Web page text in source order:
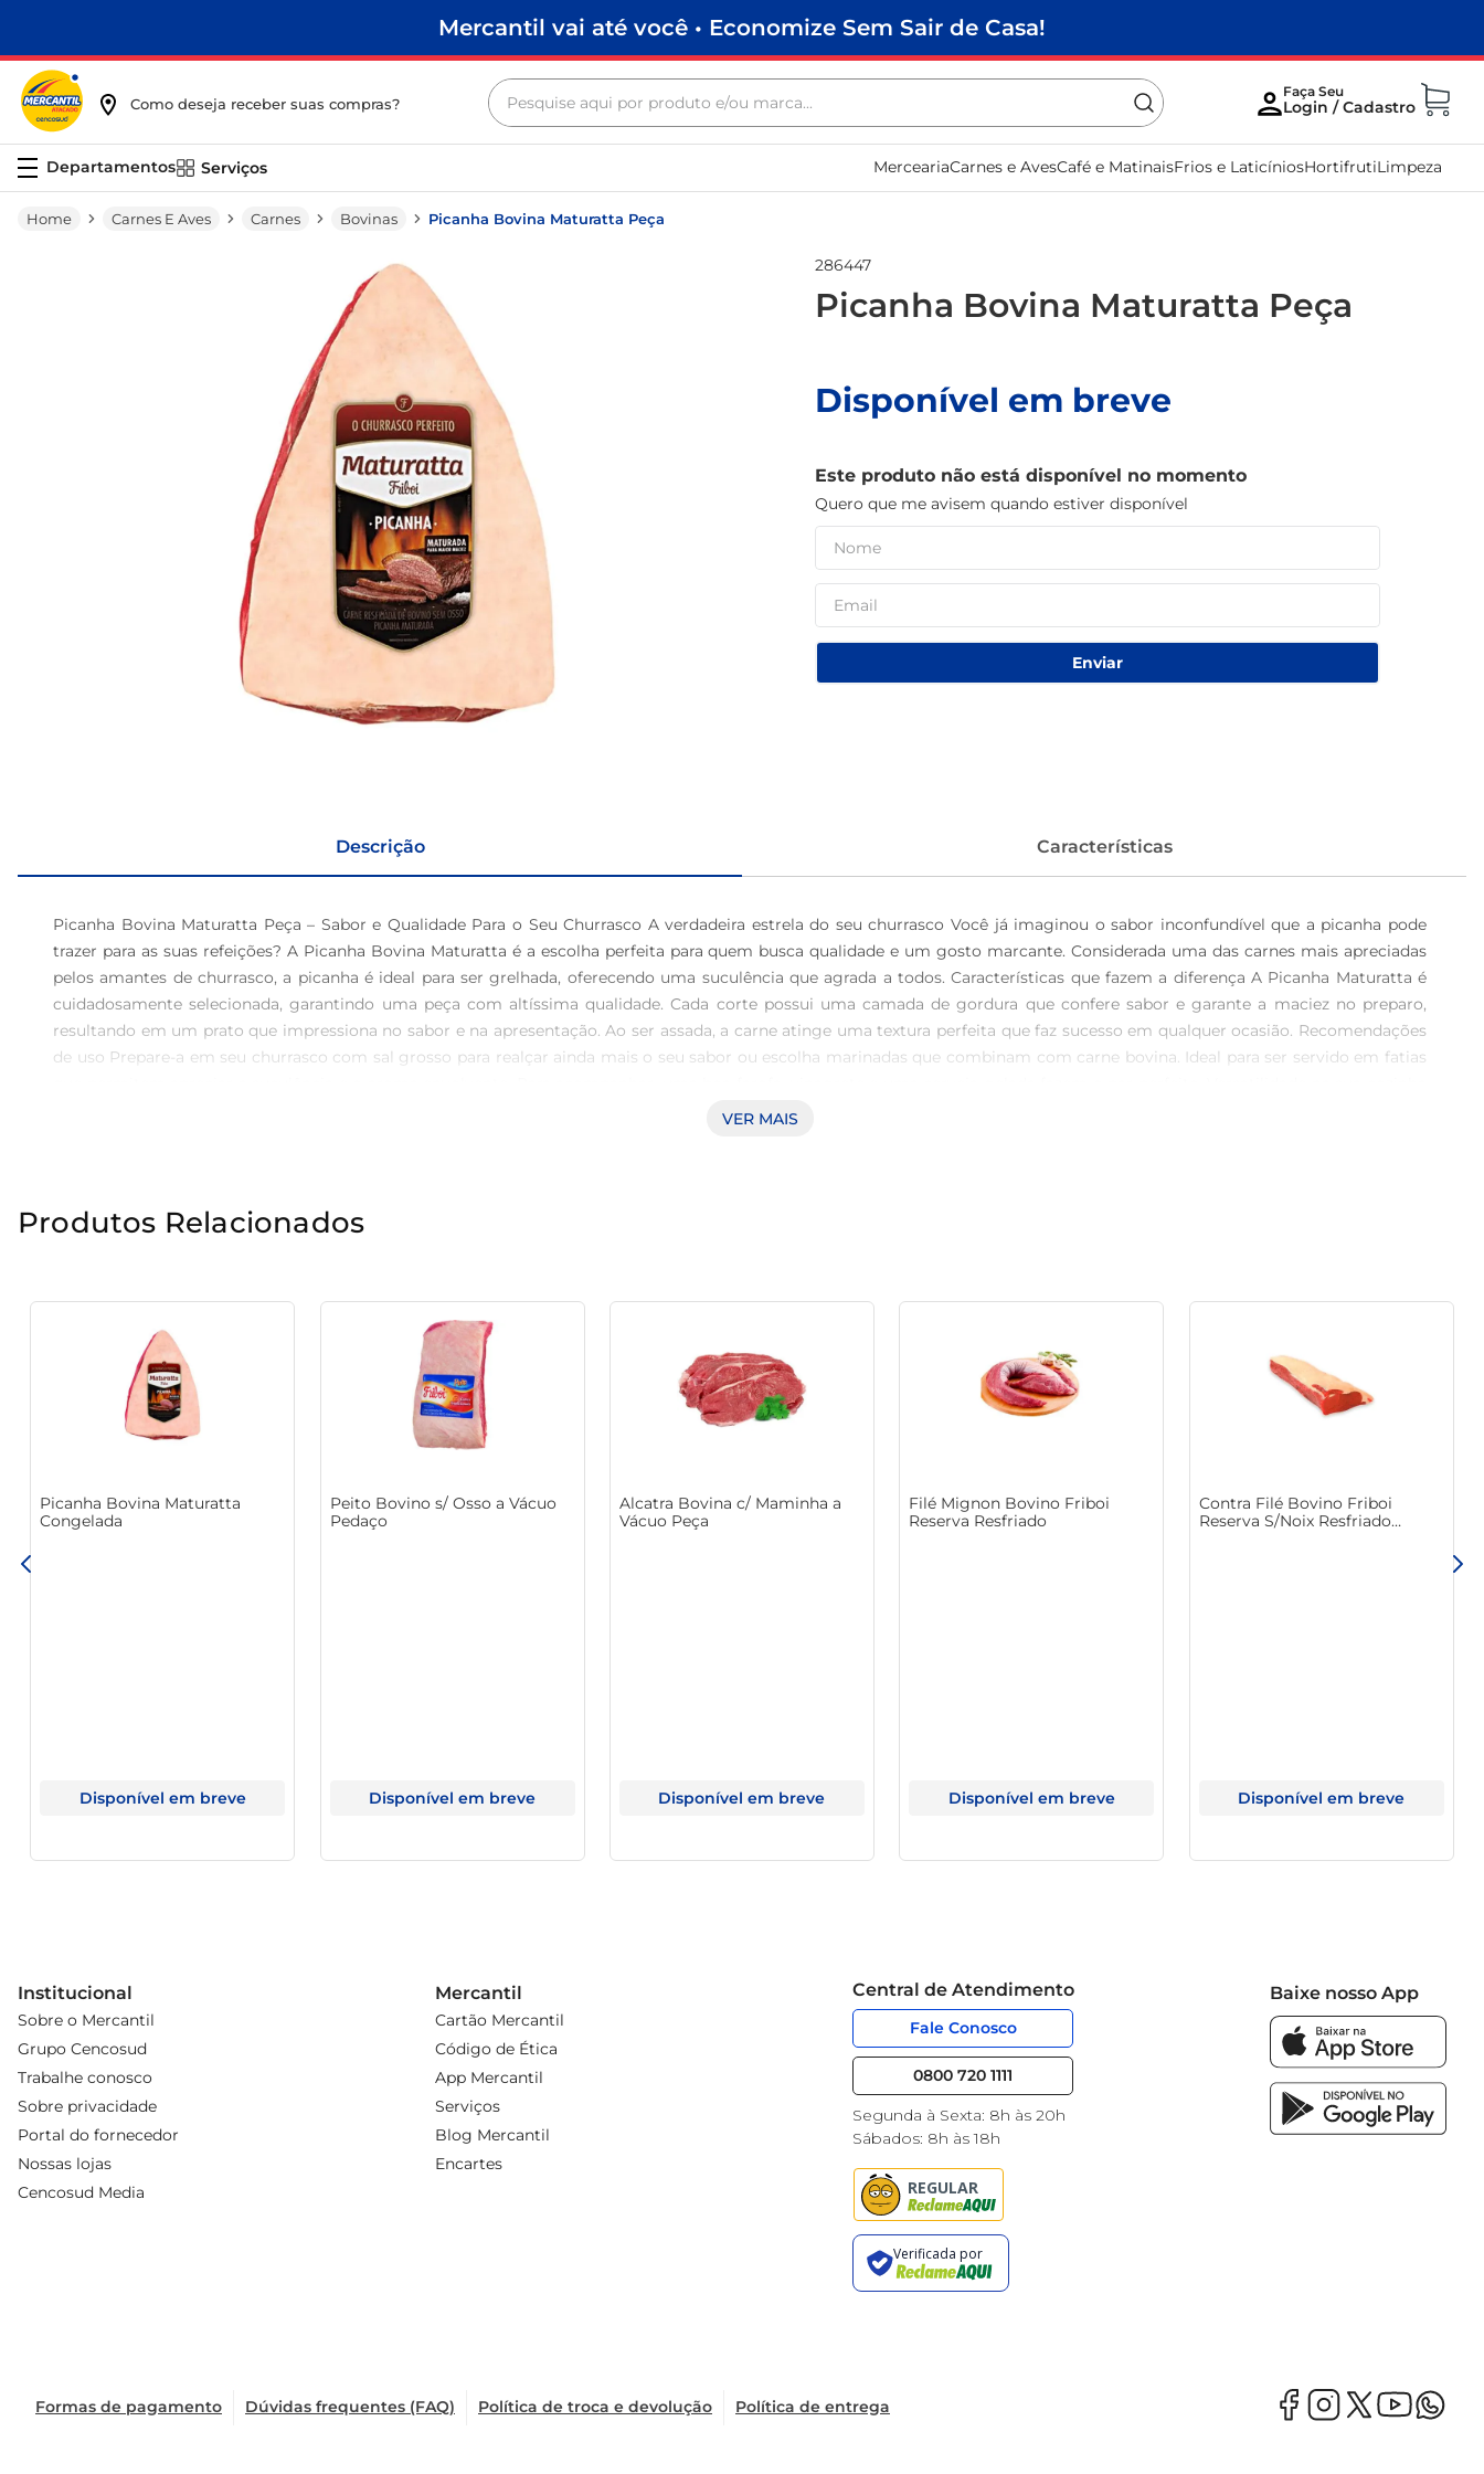
Mercantil vai até você • Economize Sem Sair de Casa!
Como deseja receber suas compras?
Pesquise aqui por produto e/ou marca...
Serviços MerceariaCarnes e AvesCafé e MatinaisFrios e LaticíniosHortifrutiLimpeza
Carnes E Aves Carnes Bovinas Picanha Bovina Maturatta Peça
286447
Picanha Bovina Maturatta Peça
Disponível em breve
Este produto não está disponível no momento
Quero que me avisem quando estiver disponível
Enviar
Descrição Características
Picanha Bovina Maturatta Peça – Sabor e Qualidade Para o Seu Churrasco A verdadeira estrela do seu churrasco Você já imaginou o sabor inconfundível que a picanha pode
trazer para as suas refeições? A Picanha Bovina Maturatta é a escolha perfeita para quem busca qualidade e um gosto marcante. Considerada uma das carnes mais apreciadas
pelos amantes de churrasco, a picanha é ideal para ser grelhada, oferecendo uma suculência que agrada a todos. Características que fazem a diferença A Picanha Maturatta é
cuidadosamente selecionada, garantindo uma peça com altíssima qualidade. Cada corte possui uma camada de gordura que confere sabor e garante a maciez no preparo,
resultando em um prato que impressiona no sabor e na apresentação. Ao ser assada, a carne atinge uma textura perfeita que faz sucesso em qualquer ocasião. Recomendações
de uso Prepare-a em seu churrasco com sal grosso para realçar ainda mais o seu sabor ou escolha marinadas que combinam com carne bovina. Ideal para ser servido em fatias
Além de ser uma ótima opção para o churrasco, a Picanha Bovina Maturatta pode ser utilizada em receitas diversas, como assados ao forno ou até mesmo na grelha do fogão,
VER MAIS
Produtos Relacionados
Picanha Bovina Maturatta
Congelada
Disponível em breve
Peito Bovino s/ Osso a Vácuo
Pedaço
Disponível em breve
Alcatra Bovina c/ Maminha a
Vácuo Peça
Disponível em breve
Filé Mignon Bovino Friboi
Reserva Resfriado
Disponível em breve
Contra Filé Bovino Friboi
Reserva S/Noix Resfriado
Disponível em breve
Institucional
Sobre o Mercantil
Grupo Cencosud
Trabalhe conosco
Sobre privacidade
Portal do fornecedor
Nossas lojas
Cencosud Media
Mercantil
Cartão Mercantil
Código de Ética
App Mercantil
Serviços
Blog Mercantil
Encartes
Central de Atendimento
Fale Conosco
0800 720 1111
Segunda à Sexta: 8h às 20h
Sábados: 8h às 18h
Baixe nosso App
Formas de pagamento Dúvidas frequentes (FAQ) Política de troca e devolução Política de entrega
frango
macarrão